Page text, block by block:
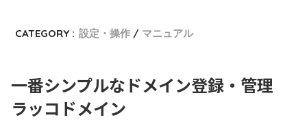
CATEGORY : 設定・操作 マニュアル
一番シンプルなドメイン登録・管理
ラッコドメイン